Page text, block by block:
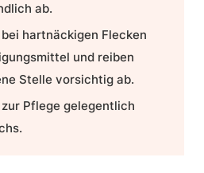
ab.
hartnäckigen Flecken
und reiben
Stelle vorsichtig ab.
Pflege gelegentlich